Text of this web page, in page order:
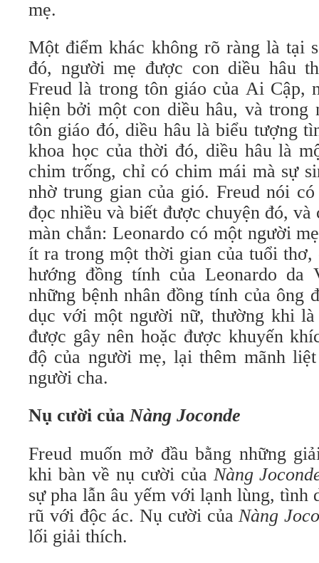
mẹ.
Một điểm khác không rõ ràng là tại
đó, người mẹ được con diều hâu
Freud là trong tôn giáo của Ai Cập,
hiện bởi một con diều hâu, và trong
tôn giáo đó, diều hâu là biểu tượng
khoa học của thời đó, diều hâu là
chim trống, chỉ có chim mái mà sự
nhờ trung gian của gió. Freud nói
đọc nhiều và biết được chuyện đó,
màn chắn: Leonardo có một người
ít ra trong một thời gian của tuổi
hướng đồng tính của Leonardo da
những bệnh nhân đồng tính của ông
dục với một người nữ, thường khi
được gây nên hoặc được khuyến
độ của người mẹ, lại thêm mãnh
người cha.
Nụ cười củaNàng Joconde
Freud muốn mở đầu bằng những
khi bàn về nụ cười của Nàng
sự pha lẫn âu yếm với lạnh lùng, tình
rũ với độc ác. Nụ cười củaNàng
lối giải thích.